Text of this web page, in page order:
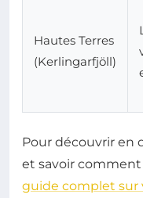
Hautes Terres
(Kerlingarfjöll)
Pour découvrir en
et savoir
guide complet sur